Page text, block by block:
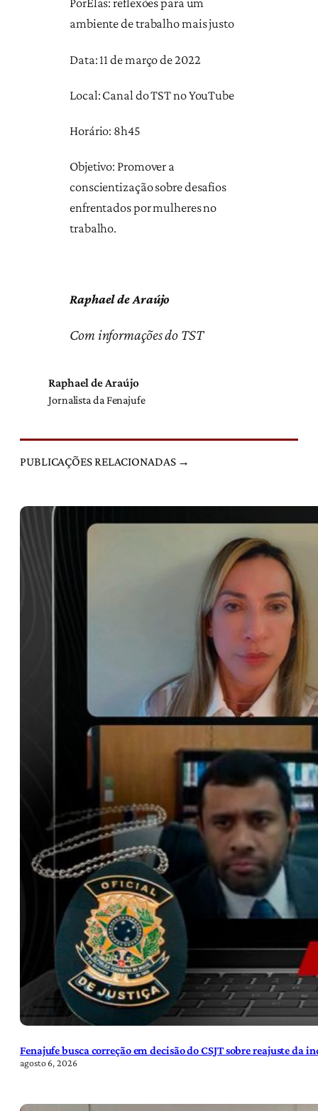
ambiente de trabalho mais justo
Data: 11 de março de 2022
Local: Canal do TST no YouTube
Horário: 8h45
Objetivo: Promover a
conscientização sobre desafios
enfrentados por mulheres no
trabalho.
Raphael de Araújo
Com informações do TST
Raphael de Araújo
Jornalista da Fenajufe
PUBLICAÇÕES RELACIONADAS →
Fenajufe busca correção em decisão do CSJT sobre reajuste da
agosto 6, 2026